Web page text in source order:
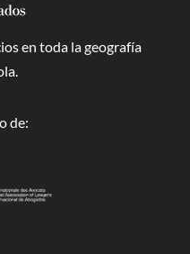
en toda la geografía
de: